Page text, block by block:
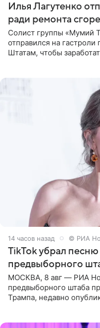
Илья Лагутенко
ради ремонта
Солист группы «Мумий
отправился на
Штатам, чтобы
14 часов назад © РИА
TikTok убрал
предвыборного
МОСКВА, 8 авг — РИА
предвыборного штаба
Трампа, недавно